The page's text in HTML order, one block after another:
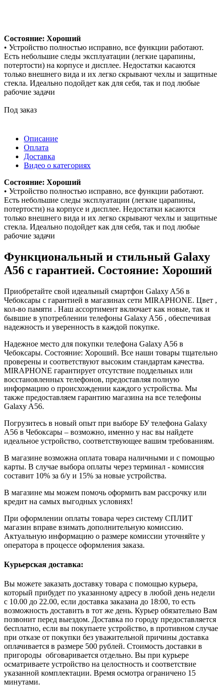
Состояние: Хороший
• Устройство полностью исправно, все функции работают.
Есть небольшие следы эксплуатации (легкие царапины,
потертости) на корпусе и дисплее. Недостатки касаются
только внешнего вида и их легко скрывают чехлы и защитные
стекла. Идеально подойдет как для себя, так и под любые
рабочие задачи
Под заказ
Описание
Оплата
Доставка
Видео о категориях
Состояние: Хороший
• Устройство полностью исправно, все функции работают.
Есть небольшие следы эксплуатации (легкие царапины,
потертости) на корпусе и дисплее. Недостатки касаются
только внешнего вида и их легко скрывают чехлы и защитные
стекла. Идеально подойдет как для себя, так и под любые
рабочие задачи
Функциональный и стильный Galaxy
A56 с гарантией. Состояние: Хороший
Приобретайте свой идеальный смартфон Galaxy A56 в
Чебоксары с гарантией в магазинах сети MIRAPHONE. Цвет ,
кол-во памяти . Наш ассортимент включает как новые, так и
бывшие в употреблении телефоны Galaxy A56 , обеспечивая
надежность и уверенность в каждой покупке.
Надежное место для покупки телефона Galaxy A56 в
Чебоксары. Состояние: Хороший. Все наши товары тщательно
проверены и соответствуют высоким стандартам качества.
MIRAPHONE гарантирует отсутствие поддельных или
восстановленных телефонов, предоставляя полную
информацию о происхождении каждого устройства. Мы
также предоставляем гарантию магазина на все телефоны
Galaxy A56.
Погрузитесь в новый опыт при выборе БУ телефона Galaxy
A56 в Чебоксары – возможно, именно у нас вы найдете
идеальное устройство, соответствующее вашим требованиям.
В магазине возможна оплата товара наличными и с помощью
карты. В случае выбора оплаты через терминал - комиссия
составит 10% за б/у и 15% за новые устройства.
В магазине мы можем помочь оформить вам рассрочку или
кредит на самых выгодных условиях!
При оформлении оплаты товара через систему СПЛИТ
магазин вправе взимать дополнительную комиссию.
Актуальную информацию о размере комиссии уточняйте у
оператора в процессе оформления заказа.
Курьерская доставка:
Вы можете заказать доставку товара с помощью курьера,
который прибудет по указанному адресу в любой день недели
с 10.00 до 22.00, если доставка заказана до 18:00, то есть
возможность доставить в тот же день. Курьер обязательно Вам
позвонит перед выездом. Доставка по городу предоставляется
бесплатно, если вы покупаете устройство, в противном случае
при отказе от покупки без уважительной причины доставка
оплачивается в размере 500 рублей. Стоимость доставки в
пригороды обговаривается отдельно. Вы при курьере
осматриваете устройство на целостность и соответствие
указанной комплектации. Время осмотра ограничено 15
минутами.